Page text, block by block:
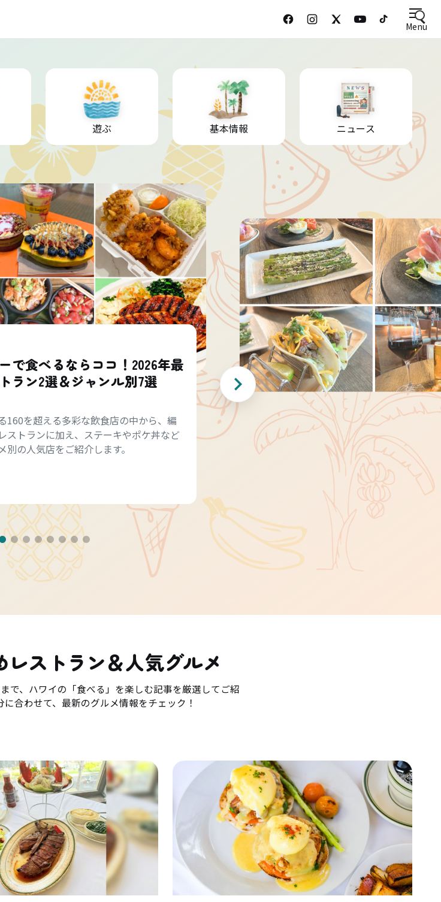
Menu
遊ぶ 基本情報 ニュース
で食べるならココ！2026年最
ラン2選＆ジャンル別7選
160を超える多彩な飲食店の中から、編
ストランに加え、ステーキやポケ丼など
の人気店をご紹介します。
ストラン＆人気グルメ
で、ハワイの「食べる」を楽しむ記事を厳選してご紹
合わせて、最新のグルメ情報をチェック！